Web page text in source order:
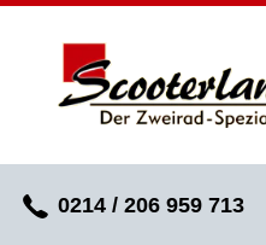
0214 / 206 959 713